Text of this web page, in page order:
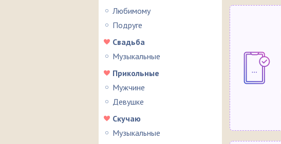
Любимому
Подруге
Свадьба
Музыкальные
Прикольные
Мужчине
Девушке
Скучаю
Музыкальные